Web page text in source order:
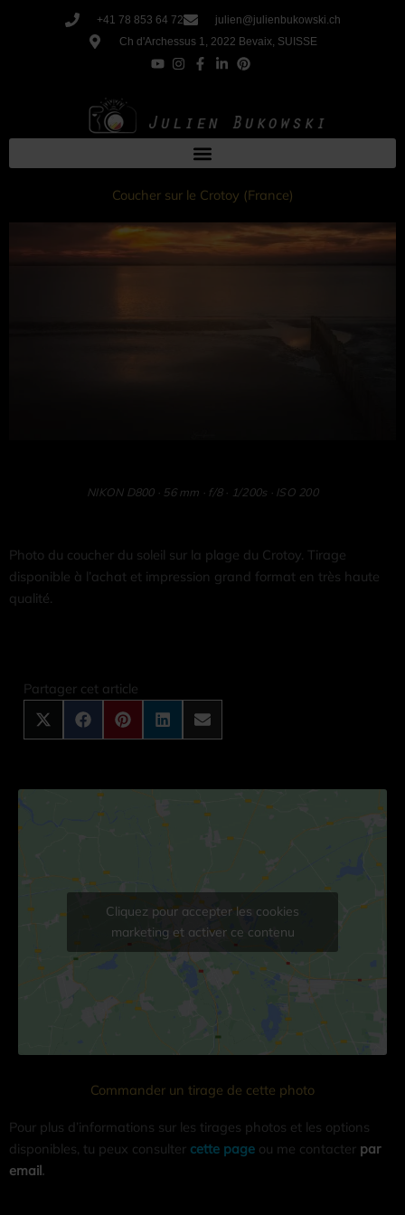
+41 78 853 64 72
julien@julienbukowski.ch
Ch d'Archessus 1, 2022 Bevaix, SUISSE
Coucher sur le Crotoy (France)
NIKON D800 · 56 mm · f/8 · 1/200s · ISO 200
Photo du coucher du soleil sur la plage du Crotoy. Tirage
disponible à l’achat et impression grand format en très haute
qualité.
Partager cet article
(Twitter)
FacebookPinterest
Cliquez pour accepter les cookies
marketing et activer ce contenu
Commander un tirage de cette photo
Pour plus d’informations sur les tirages photos et les options
disponibles, tu peux consulter cette page ou me contacter par
email.